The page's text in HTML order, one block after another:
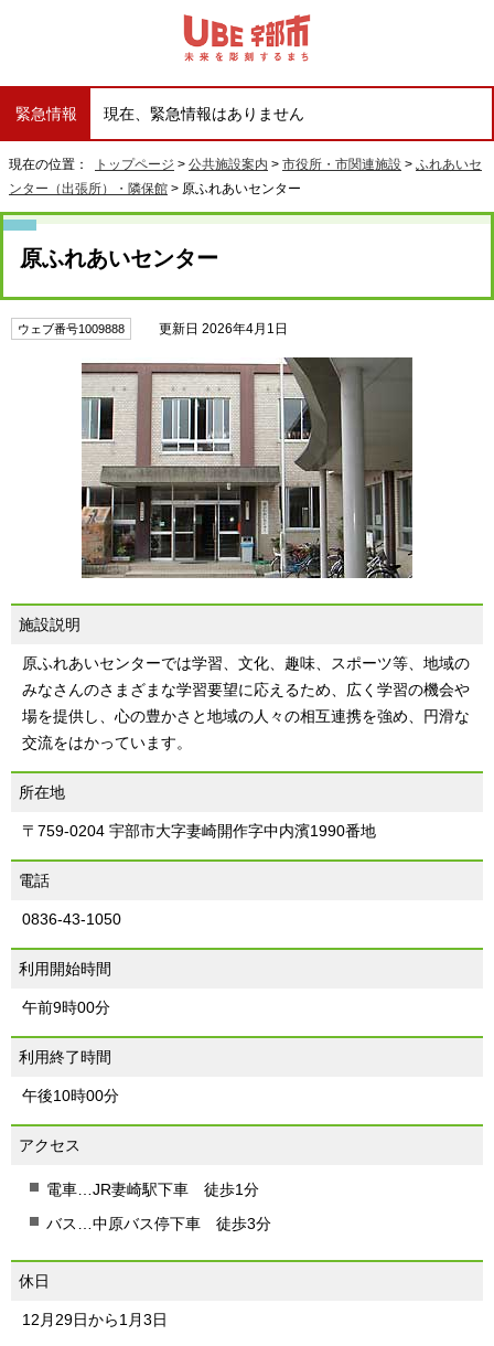
緊急情報 現在、緊急情報はありません
現在の位置： トップページ > 公共施設案内 > 市役所・市関連施設 > ふれあいセ
ンター（出張所）・隣保館 > 原ふれあいセンター
原ふれあいセンター
ウェブ番号1009888 更新日 2026年4月1日
施設説明
原ふれあいセンターでは学習、文化、趣味、スポーツ等、地域の
みなさんのさまざまな学習要望に応えるため、広く学習の機会や
場を提供し、心の豊かさと地域の人々の相互連携を強め、円滑な
交流をはかっています。
所在地
〒759-0204 宇部市大字妻崎開作字中内濱1990番地
電話
0836-43-1050
利用開始時間
午前9時00分
利用終了時間
午後10時00分
アクセス
電車…JR妻崎駅下車 徒歩1分
バス…中原バス停下車 徒歩3分
休日
12月29日から1月3日